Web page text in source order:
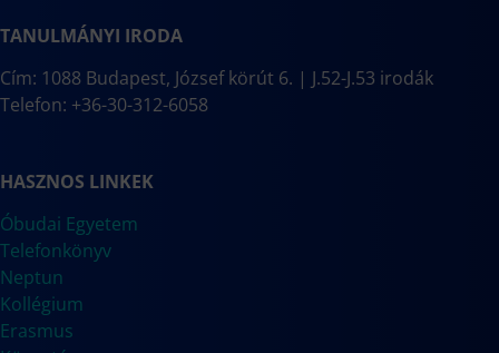
TANULMÁNYI IRODA
Cím: 1088 Budapest, József körút 6. | J.52-J.53 irodák
Telefon: +36-30-312-6058
HASZNOS LINKEK
Óbudai Egyetem
Telefonkönyv
Neptun
Kollégium
Erasmus